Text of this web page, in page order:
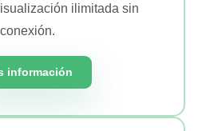
ilimitada sin
conexión.
información